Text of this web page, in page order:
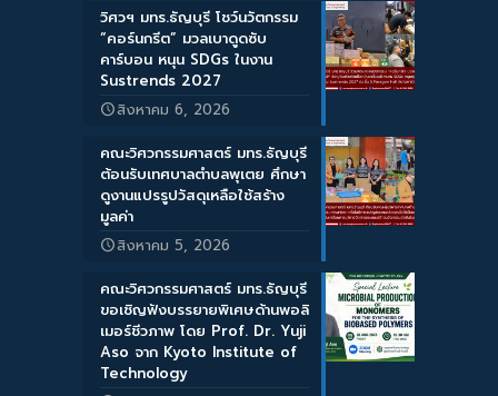
วิศวฯ มทร.ธัญบุรี โชว์นวัตกรรม
“คอร์นกรีต” มวลเบาดูดซับ
คาร์บอน หนุน SDGs ในงาน
Sustrends 2027
สิงหาคม 6, 2026
คณะวิศวกรรมศาสตร์ มทร.ธัญบุรี
ต้อนรับเทศบาลตำบลพุเตย ศึกษา
ดูงานแปรรูปวัสดุเหลือใช้สร้าง
มูลค่า
สิงหาคม 5, 2026
คณะวิศวกรรมศาสตร์ มทร.ธัญบุรี
ขอเชิญฟังบรรยายพิเศษด้านพอลิ
เมอร์ชีวภาพ โดย Prof. Dr. Yuji
Aso จาก Kyoto Institute of
Technology